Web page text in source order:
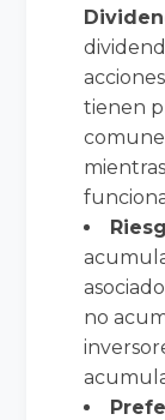
tienen
no